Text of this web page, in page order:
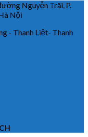
Nguyễn Trãi, P.
Nội
- Thanh Liệt- Thanh